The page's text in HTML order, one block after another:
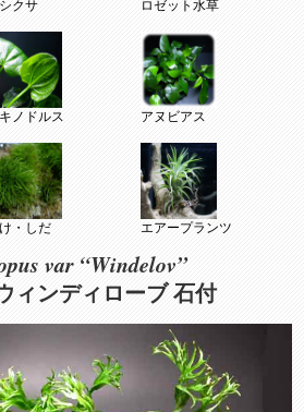
クサ ロゼット水草
ノドルス アヌビアス
・しだ エアープランツ
var “Windelov”
ィンディローブ 石付